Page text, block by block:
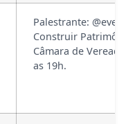
Palestrante:
Construir
Câmara de
as 19h.